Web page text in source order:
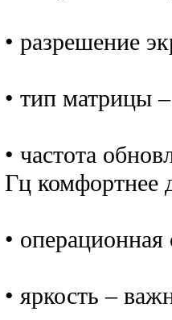
• разрешение
• тип матрицы
• частота
Гц комфортнее
•
• яркость –